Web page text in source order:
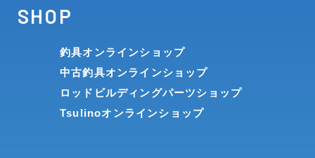
SHOP
釣具オンラインショップ
中古釣具オンラインショップ
ロッドビルディングパーツショップ
Tsulinoオンラインショップ